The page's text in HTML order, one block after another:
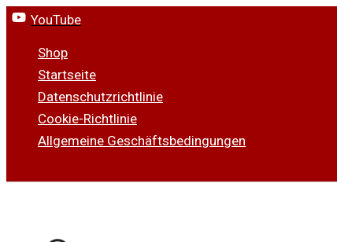
Zum
springen
YouTube
Shop
Startseite
Datenschutzrichtlinie
Cookie-Richtlinie
Allgemeine Geschäftsbedingungen